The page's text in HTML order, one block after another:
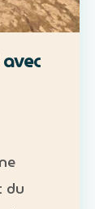
du